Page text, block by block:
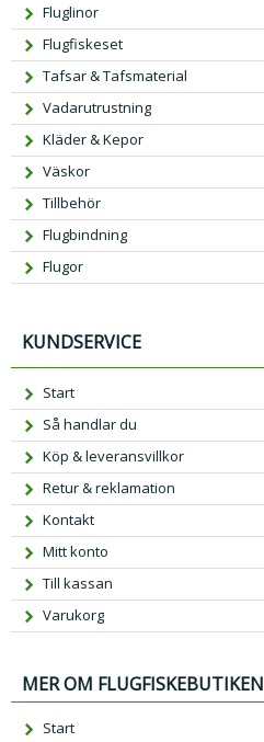
Fluglinor
Flugfiskeset
Tafsar & Tafsmaterial
Vadarutrustning
Kläder & Kepor
Väskor
Tillbehör
Flugbindning
Flugor
KUNDSERVICE
Start
Så handlar du
Köp & leveransvillkor
Retur & reklamation
Kontakt
Mitt konto
Till kassan
Varukorg
MER OM FLUGFISKEBUTIKEN
Start